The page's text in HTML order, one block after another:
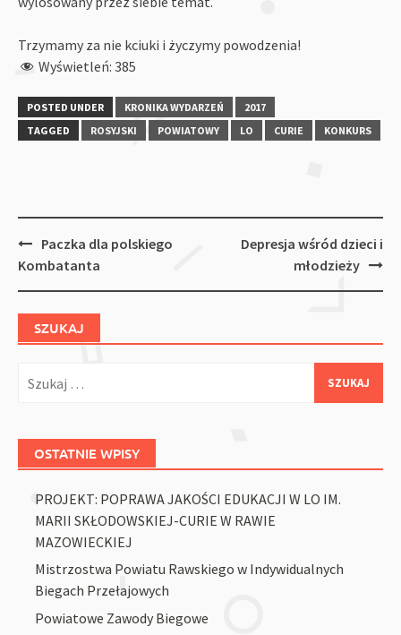
Trzymamy za nie kciuki i życzymy powodzenia!
Wyświetleń: 385
POSTED UNDER KRONIKA WYDARZEŃ
2017
TAGGED
ROSYJSKI POWIATOWY LO CURIE KONKURS
Post
navigation
Paczka dla polskiego
Kombatanta
Depresja wśród dzieci i
młodzieży
SZUKAJ
OSTATNIE WPISY
PROJEKT: POPRAWA JAKOŚCI EDUKACJI W LO IM.
MARII SKŁODOWSKIEJ-CURIE W RAWIE
MAZOWIECKIEJ
Mistrzostwa Powiatu Rawskiego w Indywidualnych
Biegach Przełajowych
Powiatowe Zawody Biegowe